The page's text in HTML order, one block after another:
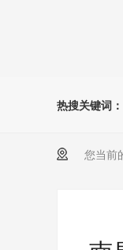
热搜关键词：
您当前